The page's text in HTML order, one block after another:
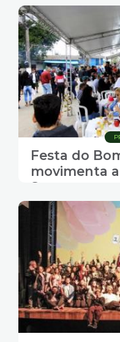
Festa do
movimenta
Santos, com
música e